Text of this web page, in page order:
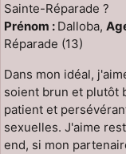
Sainte-Réparade ?
Prénom : Dalloba,
Réparade (13)
Dans mon idéal,
soient brun et plutôt
patient et
sexuelles. J'aime
end, si mon